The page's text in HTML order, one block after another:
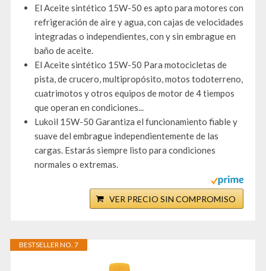
El Aceite sintético 15W-50 es apto para motores con
refrigeración de aire y agua, con cajas de velocidades
integradas o independientes, con y sin embrague en
baño de aceite.
El Aceite sintético 15W-50 Para motocicletas de
pista, de crucero, multipropósito, motos todoterreno,
cuatrimotos y otros equipos de motor de 4 tiempos
que operan en condiciones...
Lukoil 15W-50 Garantiza el funcionamiento fiable y
suave del embrague independientemente de las
cargas. Estarás siempre listo para condiciones
normales o extremas.
VER PRECIO SIN COMPROMISO
BESTSELLER NO. 7